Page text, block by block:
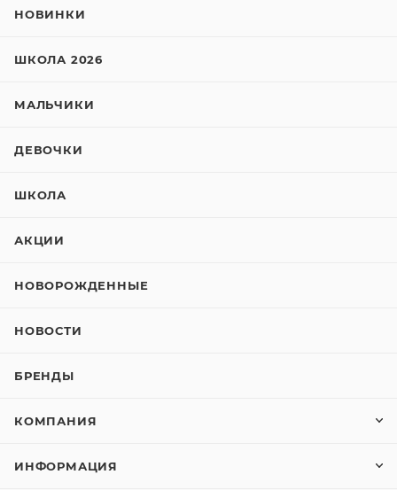
НОВИНКИ
ШКОЛА 2026
МАЛЬЧИКИ
ДЕВОЧКИ
ШКОЛА
АКЦИИ
НОВОРОЖДЕННЫЕ
НОВОСТИ
БРЕНДЫ
КОМПАНИЯ
ИНФОРМАЦИЯ